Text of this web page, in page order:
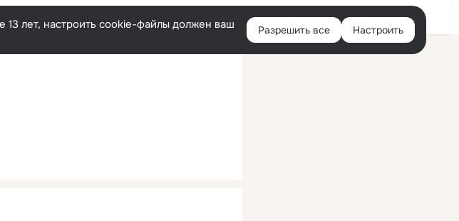
Русский Войти
лет, настроить cookie-файлы должен ваш
Разрешить все Настроить